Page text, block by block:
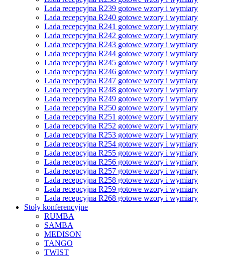
Lada recepcyjna R239 gotowe wzory i wymiary
Lada recepcyjna R240 gotowe wzory i wymiary
Lada recepcyjna R241 gotowe wzory i wymiary
Lada recepcyjna R242 gotowe wzory i wymiary
Lada recepcyjna R243 gotowe wzory i wymiary
Lada recepcyjna R244 gotowe wzory i wymiary
Lada recepcyjna R245 gotowe wzory i wymiary
Lada recepcyjna R246 gotowe wzory i wymiary
Lada recepcyjna R247 gotowe wzory i wymiary
Lada recepcyjna R248 gotowe wzory i wymiary
Lada recepcyjna R249 gotowe wzory i wymiary
Lada recepcyjna R250 gotowe wzory i wymiary
Lada recepcyjna R251 gotowe wzory i wymiary
Lada recepcyjna R252 gotowe wzory i wymiary
Lada recepcyjna R253 gotowe wzory i wymiary
Lada recepcyjna R254 gotowe wzory i wymiary
Lada recepcyjna R255 gotowe wzory i wymiary
Lada recepcyjna R256 gotowe wzory i wymiary
Lada recepcyjna R257 gotowe wzory i wymiary
Lada recepcyjna R258 gotowe wzory i wymiary
Lada recepcyjna R259 gotowe wzory i wymiary
Lada recepcyjna R268 gotowe wzory i wymiary
Stoły konferencyjne
RUMBA
SAMBA
MEDISON
TANGO
TWIST